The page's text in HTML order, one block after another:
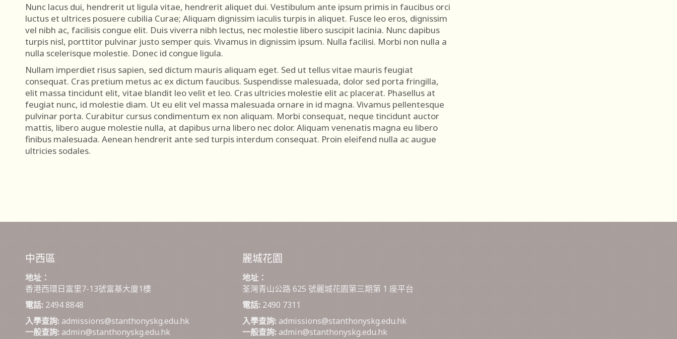
Nunc lacus dui, hendrerit ut ligula vitae, hendrerit aliquet dui. Vestibulum ante ipsum primis in faucibus orci
luctus et ultrices posuere cubilia Curae; Aliquam dignissim iaculis turpis in aliquet. Fusce leo eros, dignissim
vel nibh ac, facilisis congue elit. Duis viverra nibh lectus, nec molestie libero suscipit lacinia. Nunc dapibus
turpis nisl, porttitor pulvinar justo semper quis. Vivamus in dignissim ipsum. Nulla facilisi. Morbi non nulla a
nulla scelerisque molestie. Donec id congue ligula.
Nullam imperdiet risus sapien, sed dictum mauris aliquam eget. Sed ut tellus vitae mauris feugiat
consequat. Cras pretium metus ac ex dictum faucibus. Suspendisse malesuada, dolor sed porta fringilla,
elit massa tincidunt elit, vitae blandit leo velit et leo. Cras ultricies molestie elit ac placerat. Phasellus at
feugiat nunc, id molestie diam. Ut eu elit vel massa malesuada ornare in id magna. Vivamus pellentesque
pulvinar porta. Curabitur cursus condimentum ex non aliquam. Morbi consequat, neque tincidunt auctor
mattis, libero augue molestie nulla, at dapibus urna libero nec dolor. Aliquam venenatis magna eu libero
finibus malesuada. Aenean hendrerit ante sed turpis interdum consequat. Proin eleifend nulla ac augue
ultricies sodales.
中西區
地址：
香港西環日富里7-13號富基大廈1樓
電話: 2494 8848
入學查詢:admissions@stanthonyskg.edu.hk
一般查詢:admin@stanthonyskg.edu.hk
麗城花園
地址：
荃灣青山公路 625 號麗城花園第三期第 1 座平台
電話: 2490 7311
入學查詢: admissions@stanthonyskg.edu.hk
一般查詢:admin@stanthonyskg.edu.hk